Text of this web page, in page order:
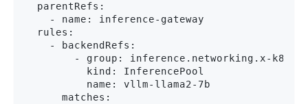
  parentRefs:
    - name: inference-gateway
  rules:
    - backendRefs:
- group: inference.networking.x-
          kind: InferencePool
          name: vllm-llama2-7b
      matches: